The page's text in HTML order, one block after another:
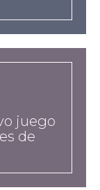
juego
de